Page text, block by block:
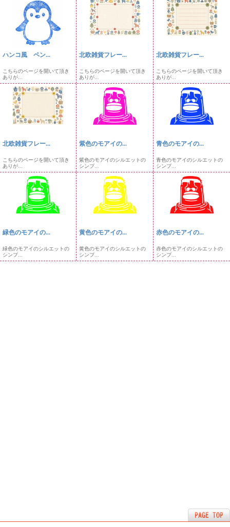
ハンコ風 ペン...
こちらのページを開いて頂き
ありが...
北欧雑貨フレー...
こちらのページを開いて頂き
ありが...
北欧雑貨フレー...
こちらのページを開いて頂き
ありが...
北欧雑貨フレー...
こちらのページを開いて頂き
ありが...
紫色のモアイの...
紫色のモアイのシルエットの
シンプ...
青色のモアイの...
青色のモアイのシルエットの
シンプ...
緑色のモアイの...
緑色のモアイのシルエットの
シンプ...
黄色のモアイの...
黄色のモアイのシルエットの
シンプ...
赤色のモアイの...
赤色のモアイのシルエットの
シンプ...